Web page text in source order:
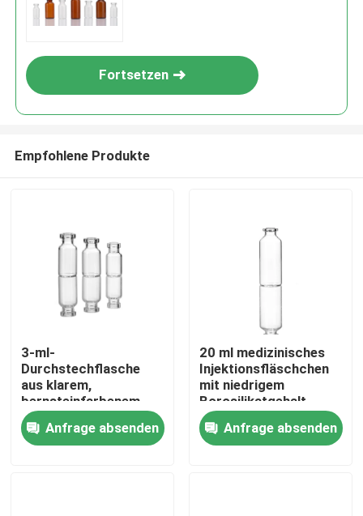
Zu Hause
Fortsetzen
Empfohlene Produkte
3-ml-
Durchstechflasche
aus klarem,
bernsteinfarbenem,
neutralem Borosilikat-
Röhrenglas mit
hervorragender
Anfrage absenden
20 ml medizinisches
Injektionsfläschchen
mit niedrigem
Borosilikatgehalt
Anfrage absenden